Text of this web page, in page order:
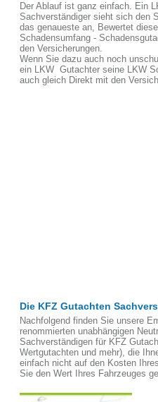
Der Ablauf ist ganz einfach. Ein
Sachverständiger sieht sich den
das genaueste an, Bewertet
Schadensumfang -
den Versicherungen.
Wenn Sie dazu auch noch
ein LKW Gutachter seine LKW
auch gleich Direkt mit den
Die KFZ Gutachten
Nachfolgend finden Sie unsere
renommierten unabhängigen
Sachverständigen für KFZ
Wertgutachten und mehr), die
einfach nicht auf den Kosten
Sie den Wert Ihres Fahrzeuges